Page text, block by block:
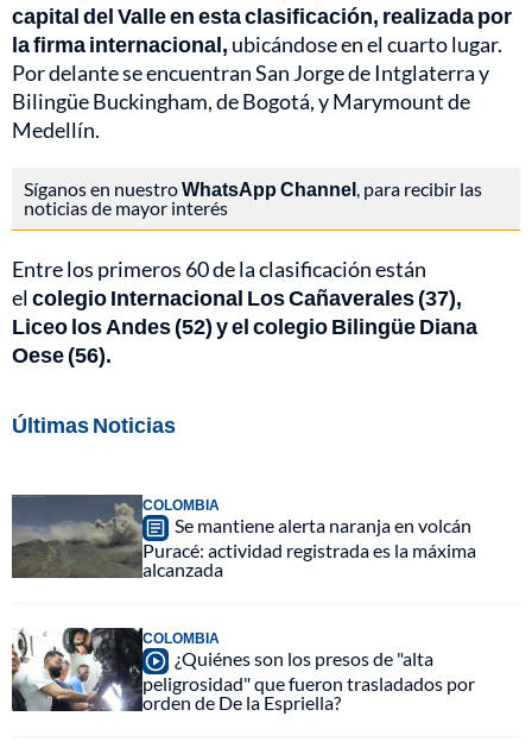
capital del Valle en esta clasificación, realizada por
la firma internacional, ubicándose en el cuarto lugar.
Por delante se encuentran San Jorge de Intglaterra y
Bilingüe Buckingham, de Bogotá, y Marymount de
Medellín.
Síganos en nuestroWhatsApp Channel, para recibir las
noticias de mayor interés
Entre los primeros 60 de la clasificación están
elcolegio Internacional Los Cañaverales (37),
Liceo los Andes (52) y el colegio Bilingüe Diana
Oese (56).
Últimas Noticias
COLOMBIA
Se mantiene alerta naranja en volcán
Puracé: actividad registrada es la máxima
alcanzada
COLOMBIA
¿Quiénes son los presos de "alta
peligrosidad" que fueron trasladados por
orden de De la Espriella?